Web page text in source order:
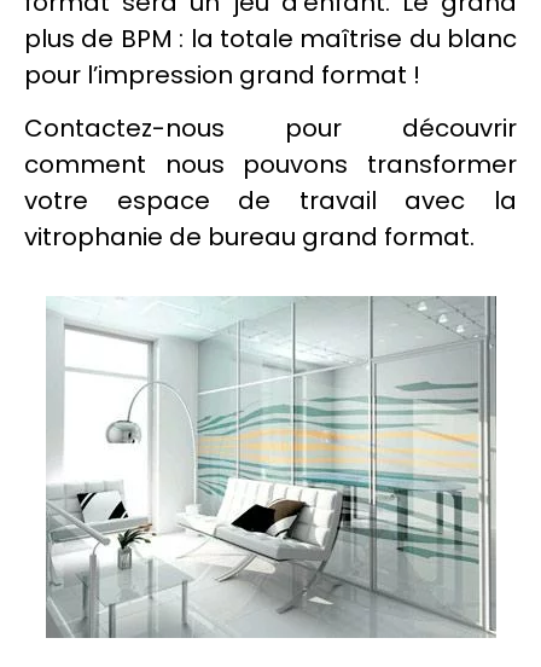
plus de BPM : la totale maîtrise du blanc
pour l’impression grand format !
Contactez-nous pour découvrir
comment nous pouvons transformer
votre espace de travail avec la
vitrophanie de bureau grand format.